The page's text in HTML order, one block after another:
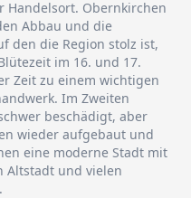
Obernkirchen
Abbau und die
den die Region stolz ist,
im 16. und 17.
Zeit zu einem wichtigen
Im Zweiten
beschädigt, aber
wieder aufgebaut und
eine moderne Stadt mit
Altstadt und vielen